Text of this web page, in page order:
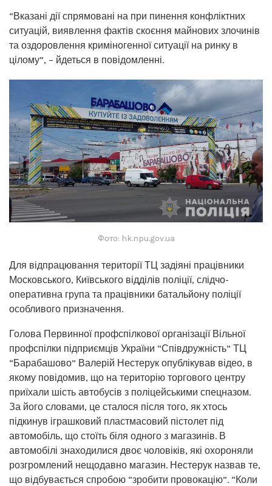
“Вказані дії спрямовані на при пинення конфліктних
ситуацій, виявлення фактів скоєння майнових злочинів
та оздоровлення криміногенної ситуації на ринку в
цілому”, – йдеться в повідомленні.
Фото: hk.npu.gov.ua
Для відпрацювання території ТЦ задіяні працівники
Московського, Київського відділів поліції, слідчо-
оперативна група та працівники батальйону поліції
особливого призначення.
Голова Первинної профспілкової організації Вільної
профспілки підприємців України “Співдружність” ТЦ
“Барабашово” Валерій Нестерук опублікував відео, в
якому повідомив, що на територію торгового центру
приїхали шість автобусів з поліцейськими спецназом.
За його словами, це сталося після того, як хтось
підкинув іграшковий пластмасовий пістолет під
автомобіль, що стоїть біля одного з магазинів. В
автомобілі знаходилися двоє чоловіків, які охороняли
розгромлений нещодавно магазин. Нестерук назвав те,
що відбувається спробою “зробити провокацію”. “Коли